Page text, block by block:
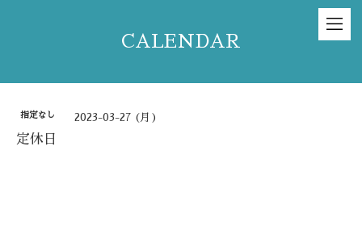
CALENDAR
指定なし 2023-03-27 (月)
定休日